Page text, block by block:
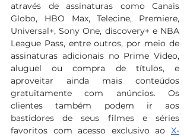
através de assinaturas como Canais
Globo, HBO Max, Telecine, Premiere,
Universal+, Sony One, discovery+ e NBA
League Pass, entre outros, por meio de
assinaturas adicionais no Prime Video,
aluguel ou compra de títulos, e
aproveitar ainda mais conteúdos
gratuitamente com anúncios. Os
clientes também podem ir aos
bastidores de seus filmes e séries
favoritos com acesso exclusivo ao X-